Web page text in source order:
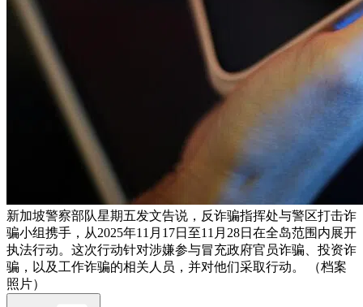
新加坡警察部队星期五发文告说，反诈骗指挥处与警区打击诈
骗小组携手，从2025年11月17日至11月28日在全岛范围内展开
执法行动。这次行动针对涉嫌参与冒充政府官员诈骗、投资诈
骗，以及工作诈骗的相关人员，并对他们采取行动。 （档案
照片）